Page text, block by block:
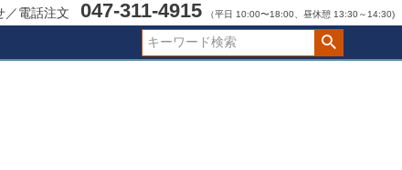
／電話注文 047-311-4915 （平日 10:00〜18:00、昼休憩 13:30～14:30)